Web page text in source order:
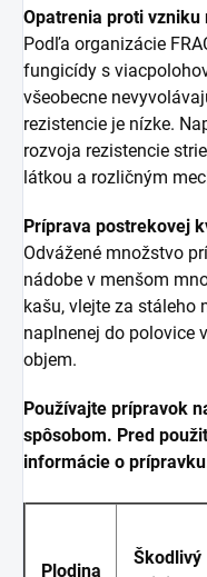
Opatrenia proti vzniku
Podľa organizácie
fungicídy s
všeobecne
rezistencie je nízke.
rozvoja rezistencie
látkou a rozličným
Príprava postrekovej
Odvážené množstvo
nádobe v menšom
kašu, vlejte za stáleho
naplnenej do polovice
objem.
Používajte prípravok
spôsobom. Pred
informácie o
Plodina
Škodlivý